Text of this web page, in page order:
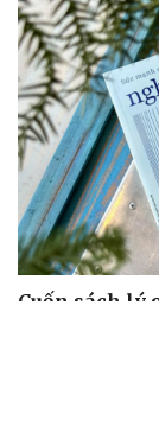
Cuốn sách lý